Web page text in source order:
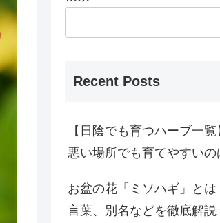
Recent Posts
【日陰でも育つハーブ一
悪い場所でも育てやすいの
お盆の花「ミソハギ」と
言葉、別名などを徹底解説